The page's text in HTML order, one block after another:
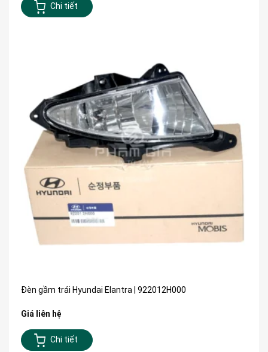
Chi tiết
Đèn gầm trái Hyundai Elantra | 922012H000
Giá liên hệ
Chi tiết